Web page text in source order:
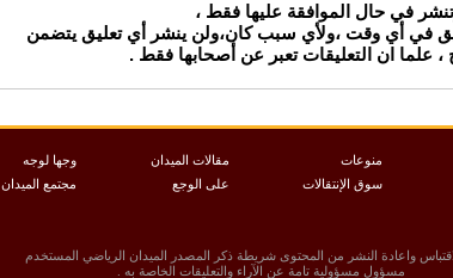
في حال الموافقة عليها فقط ،
في أي وقت ،ولأي سبب كان،ولن ينشر أي تعليق يتضمن
علما ان التعليقات تعبر عن أصحابها فقط .
منوعات
سوق الإنتقالات
مقالات الميدان
على الوجع
وجها لوجه
مجتمع الميدان
واعادة النشر من المحتوى شريطة ذكر المصدر الميدان الرياضي المستخدم
مسؤول مسؤولية تامة عن الآراء والتعليقات الخاصة به .